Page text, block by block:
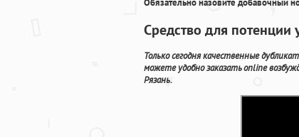
Обязательно назовите добавочный
Средство для потенции
Только сегодня качественные
можете удобно заказать online
Рязань.